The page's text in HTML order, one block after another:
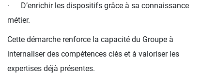
· D’enrichir les dispositifs grâce à sa connaissance
métier.
Cette démarche renforce la capacité du Groupe à
internaliser des compétences clés et à valoriser les
expertises déjà présentes.